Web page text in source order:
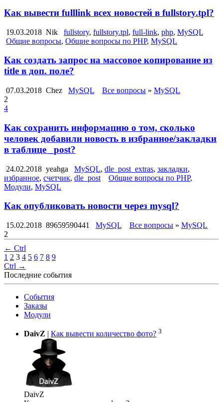
Как вывести fulllink всех новостей в fullstory.tpl?
19.03.2018 Nik fullstory, fullstory.tpl, full-link, php, MySQL
Общие вопросы, Общие вопросы по PHP, MySQL
Как создать запрос на массовое копирование из
title в доп. поле?
07.03.2018 Chez MySQL Все вопросы » MySQL
2
4
Как сохранить информацию о том, сколько
человек добавили новость в избранное/закладки
в таблице _post?
24.02.2018 yeahga MySQL, dle_post_extras, закладки,
избранное, счетчик, dle_post Общие вопросы по PHP,
Модули, MySQL
Как опубликовать новости через mysql?
15.02.2018 89659590441 MySQL Все вопросы » MySQL
2
← Ctrl
1 2 3 4 5 6 7 8 9
Ctrl →
Последние события
События
Заказы
Модули
DaivZ | Как вывести количество фото? 3
DaivZ